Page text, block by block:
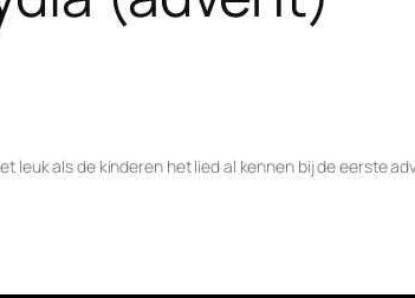
leuk als de kinderen het lied al kennen bij de eerste